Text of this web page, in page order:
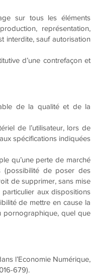
sur tous les éléments
représentation,
interdite, sauf autorisation
d’une contrefaçon et
de la qualité et de la
de l’utilisateur, lors de
spécifications indiquées
qu’une perte de marché
(possibilité de poser des
de supprimer, sans mise
aux dispositions
de mettre en cause la
pornographique, quel que
l’Economie Numérique,
679).